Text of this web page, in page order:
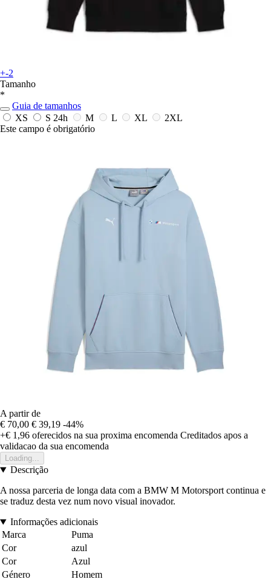
+-2
Tamanho
*
Guia de tamanhos
XS
S 24h M L XL
2XL
Este campo é obrigatório
A partir de
€ 70,00 € 39,19 -44%
+€ 1,96 oferecidos na sua proxima encomenda Creditados apos a
validacao da sua encomenda
Loading...
Descrição
A nossa parceria de longa data com a BMW M Motorsport continua e
se traduz desta vez num novo visual inovador.
Informações adicionais
Marca
Puma
Cor
azul
Cor
Azul
Género
Homem